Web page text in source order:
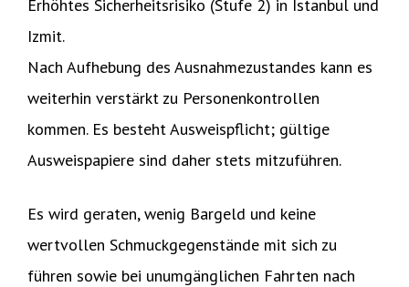
Erhöhtes Sicherheitsrisiko (Stufe 2) in Istanbul und
Izmit.
Nach Aufhebung des Ausnahmezustandes kann es
weiterhin verstärkt zu Personenkontrollen
kommen. Es besteht Ausweispflicht; gültige
Ausweispapiere sind daher stets mitzuführen.
Es wird geraten, wenig Bargeld und keine
wertvollen Schmuckgegenstände mit sich zu
führen sowie bei unumgänglichen Fahrten nach